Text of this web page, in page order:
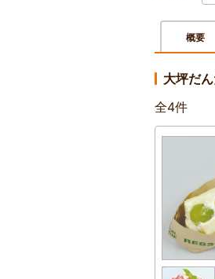
概要
大坪だ
全4件